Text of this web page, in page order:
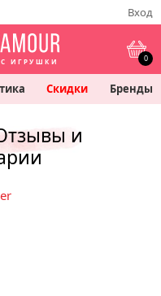
Вход
ИГРУШКИ 0
Скидки Бренды
и